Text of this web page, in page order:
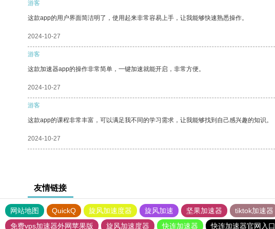
游客
这款app的用户界面简洁明了，使用起来非常容易上手，让我能够快速熟悉操作。
2024-10-27
游客
这款加速器app的操作非常简单，一键加速就能开启，非常方便。
2024-10-27
游客
这款app的课程非常丰富，可以满足我不同的学习需求，让我能够找到自己感兴趣的知识。
2024-10-27
友情链接
网站地图 QuickQ 旋风加速度器 旋风加速 坚果加速器 tiktok加速器
免费vps加速器外网苹果版
旋风加速度器 快连加速器 快连加速器官网入口